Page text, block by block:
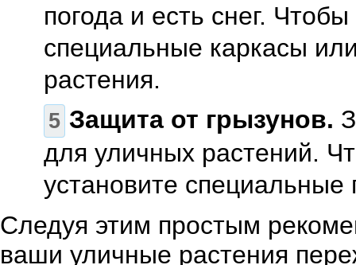
погода и есть снег.
специальные каркасы
растения.
Защита от грызунов.
для уличных растений.
установите
Следуя этим простым
ваши уличные растения